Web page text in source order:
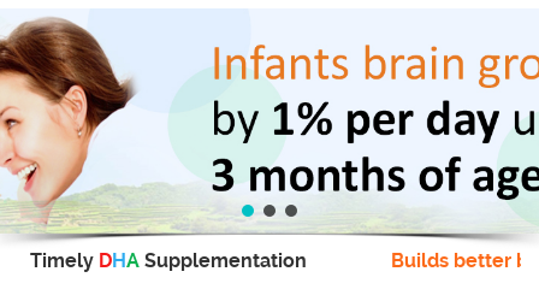
Timely DHA Supplementation Builds better